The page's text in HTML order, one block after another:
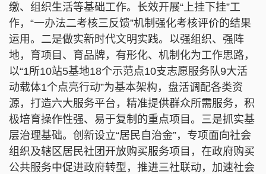
缴、组织生活等基础工作。长效开展“上挂下挂”工
作，“一办法二考核三反馈”机制强化考核评价的结果
运用。二是做实新时代文明实践。以强组织、强阵
地，育项目、育品牌，有形化、机制化为工作思路，
以“1所10站5基地18个示范点10支志愿服务队9大活
动载体1个点亮行动”为基本架构，盘活调配各类资
源，打造六大服务平台，精准提供群众所需服务，积
极培育操作性强、易于复制的重点项目。三是抓实基
层治理基础。创新设立“居民自治金”，专项面向社会
组织及辖区居民社团开放购买服务项目，在政府购买
公共服务中促进政府转型，推进三社联动，加速社会